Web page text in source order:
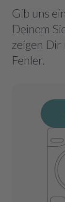
Gib uns
Deinem
zeigen Dir
Fehler.